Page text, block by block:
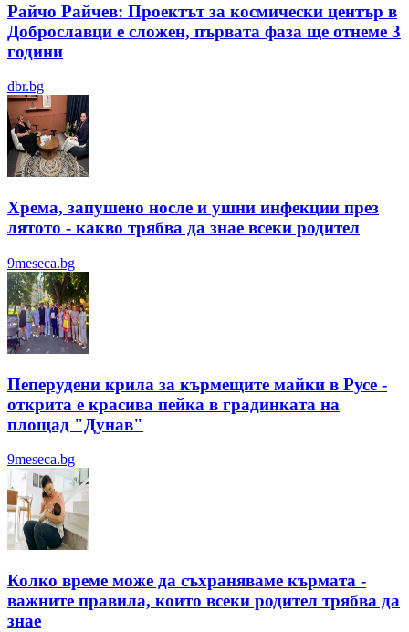
Райчо Райчев: Проектът за космически център в
Доброславци е сложен, първата фаза ще отнеме 3
години
dbr.bg
Хрема, запушено носле и ушни инфекции през
лятотo - какво трябва да знае всеки родител
9meseca.bg
Пеперудени крила за кърмещите майки в Русе -
открита е красива пейка в градинката на
площад "Дунав"
9meseca.bg
Колко време може да съхраняваме кърмата -
важните правила, които всеки родител трябва да
знае